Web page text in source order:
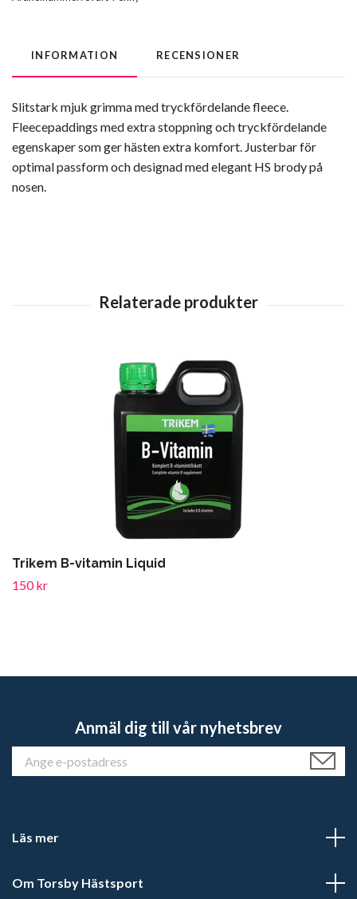
INFORMATION RECENSIONER
Slitstark mjuk grimma med tryckfördelande fleece.
Fleecepaddings med extra stoppning och tryckfördelande
egenskaper som ger hästen extra komfort. Justerbar för
optimal passform och designad med elegant HS brody på
nosen.
Trikem B-vitamin Liquid
150 kr
Anmäl dig till vår nyhetsbrev
Läs mer
Om Torsby Hästsport